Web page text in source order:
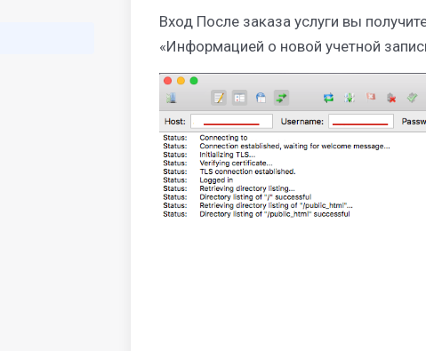
Вход После заказа услуги вы
«Информацией о новой учетной